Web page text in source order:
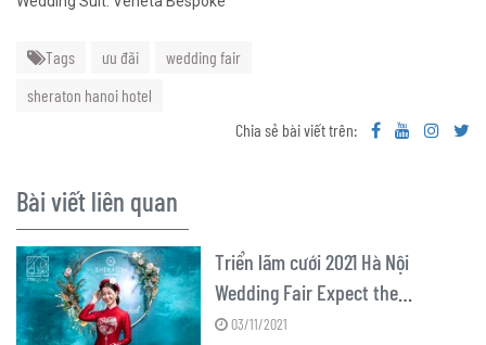
Tags ưu đãi
wedding fair
sheraton hanoi hotel
Chia sẻ bài viết trên:
Bài viết liên quan
Triển lãm cưới 2021 Hà Nội
Wedding Fair Expect the
Unexpected
03/11/2021